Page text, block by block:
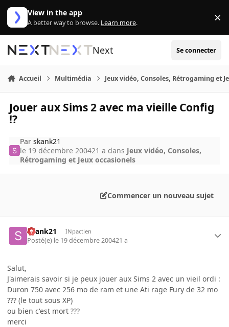
Aller au contenu
View in the app
A better way to browse. Learn more. ×
Next Se connecter
Accueil Multimédia Jeux vidéo, Consoles, Rétrogaming et
Jouer aux Sims 2 avec ma vieille Config
!?
Parskank21
le 19 décembre 200421 a dans Jeux vidéo, Consoles,
Rétrogaming et Jeux occasionels
Commencer un nouveau sujet
skank21 INpactien
Posté(e) le 19 décembre 200421 a
Salut,
J'aimerais savoir si je peux jouer aux Sims 2 avec un vieil ordi :
Duron 750 avec 256 mo de ram et une Ati rage Fury de 32 mo
??? (le tout sous XP)
ou bien c'est mort ???
merci